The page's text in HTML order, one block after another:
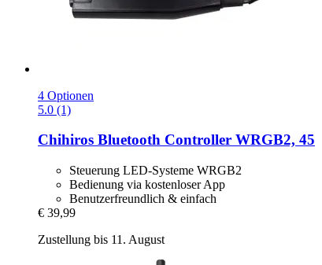
4 Optionen
5.0 (1)
Chihiros Bluetooth Controller WRGB2, 45
Steuerung LED-Systeme WRGB2
Bedienung via kostenloser App
Benutzerfreundlich & einfach
€ 39,99
Zustellung bis 11. August